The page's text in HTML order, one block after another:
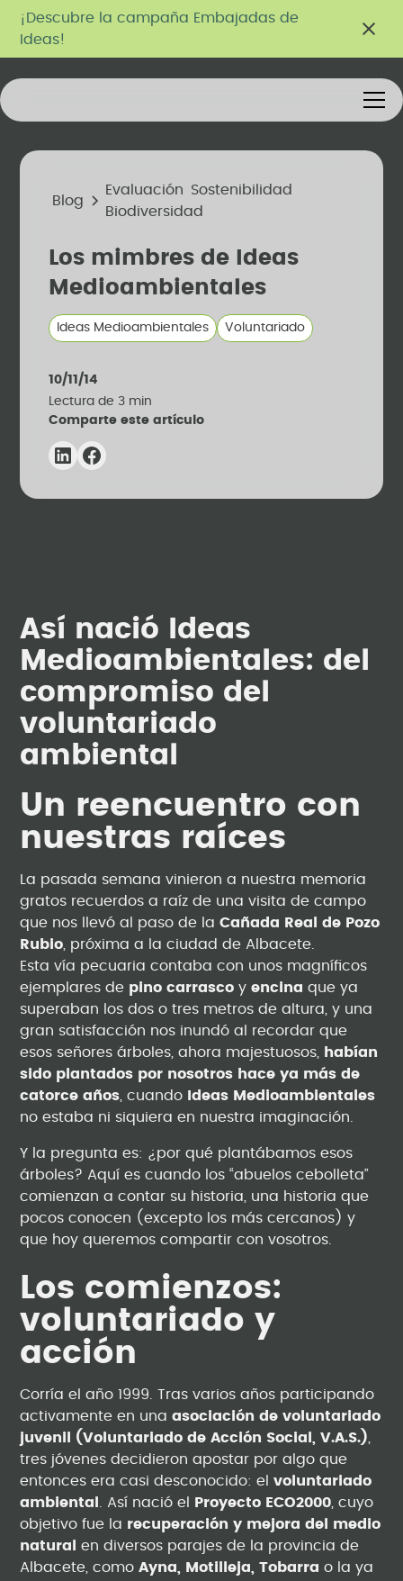
¡Descubre la campaña Embajadas de
Ideas!
Blog
Evaluación
Sostenibilidad
Biodiversidad
Los mimbres de Ideas
Medioambientales
Ideas Medioambientales Voluntariado
10/11/14
Lectura de 3 min
Comparte este artículo
Así nació Ideas
Medioambientales: del
compromiso del
voluntariado
ambiental
Un reencuentro con
nuestras raíces
La pasada semana vinieron a nuestra memoria
gratos recuerdos a raíz de una visita de campo
que nos llevó al paso de laCañada Real de Pozo
Rubio , próxima a la ciudad de Albacete.
Esta vía pecuaria contaba con unos magníficos
ejemplares de pino carrasco yencina que ya
superaban los dos o tres metros de altura, y una
gran satisfacción nos inundó al recordar que
esos señores árboles, ahora majestuosos,
habían
sido plantados por nosotros hace ya más de
catorce años , cuando
Ideas Medioambientales
no estaba ni siquiera en nuestra imaginación.
Y la pregunta es: ¿por qué plantábamos esos
árboles? Aquí es cuando los “abuelos cebolleta”
comienzan a contar su historia, una historia que
pocos conocen (excepto los más cercanos) y
que hoy queremos compartir con vosotros.
Los comienzos:
voluntariado y
acción
Corría el año 1999. Tras varios años participando
activamente en unaasociación de voluntariado
juvenil (Voluntariado de Acción Social, V.A.S.)
tres jóvenes decidieron apostar por algo que
entonces era casi desconocido: elvoluntariado
ambiental
. Así nació el Proyecto ECO2000 , cuyo
objetivo fue la recuperación y mejora del medio
natural
en diversos parajes de la provincia de
Albacete, comoAyna, Motilleja, Tobarra o la ya